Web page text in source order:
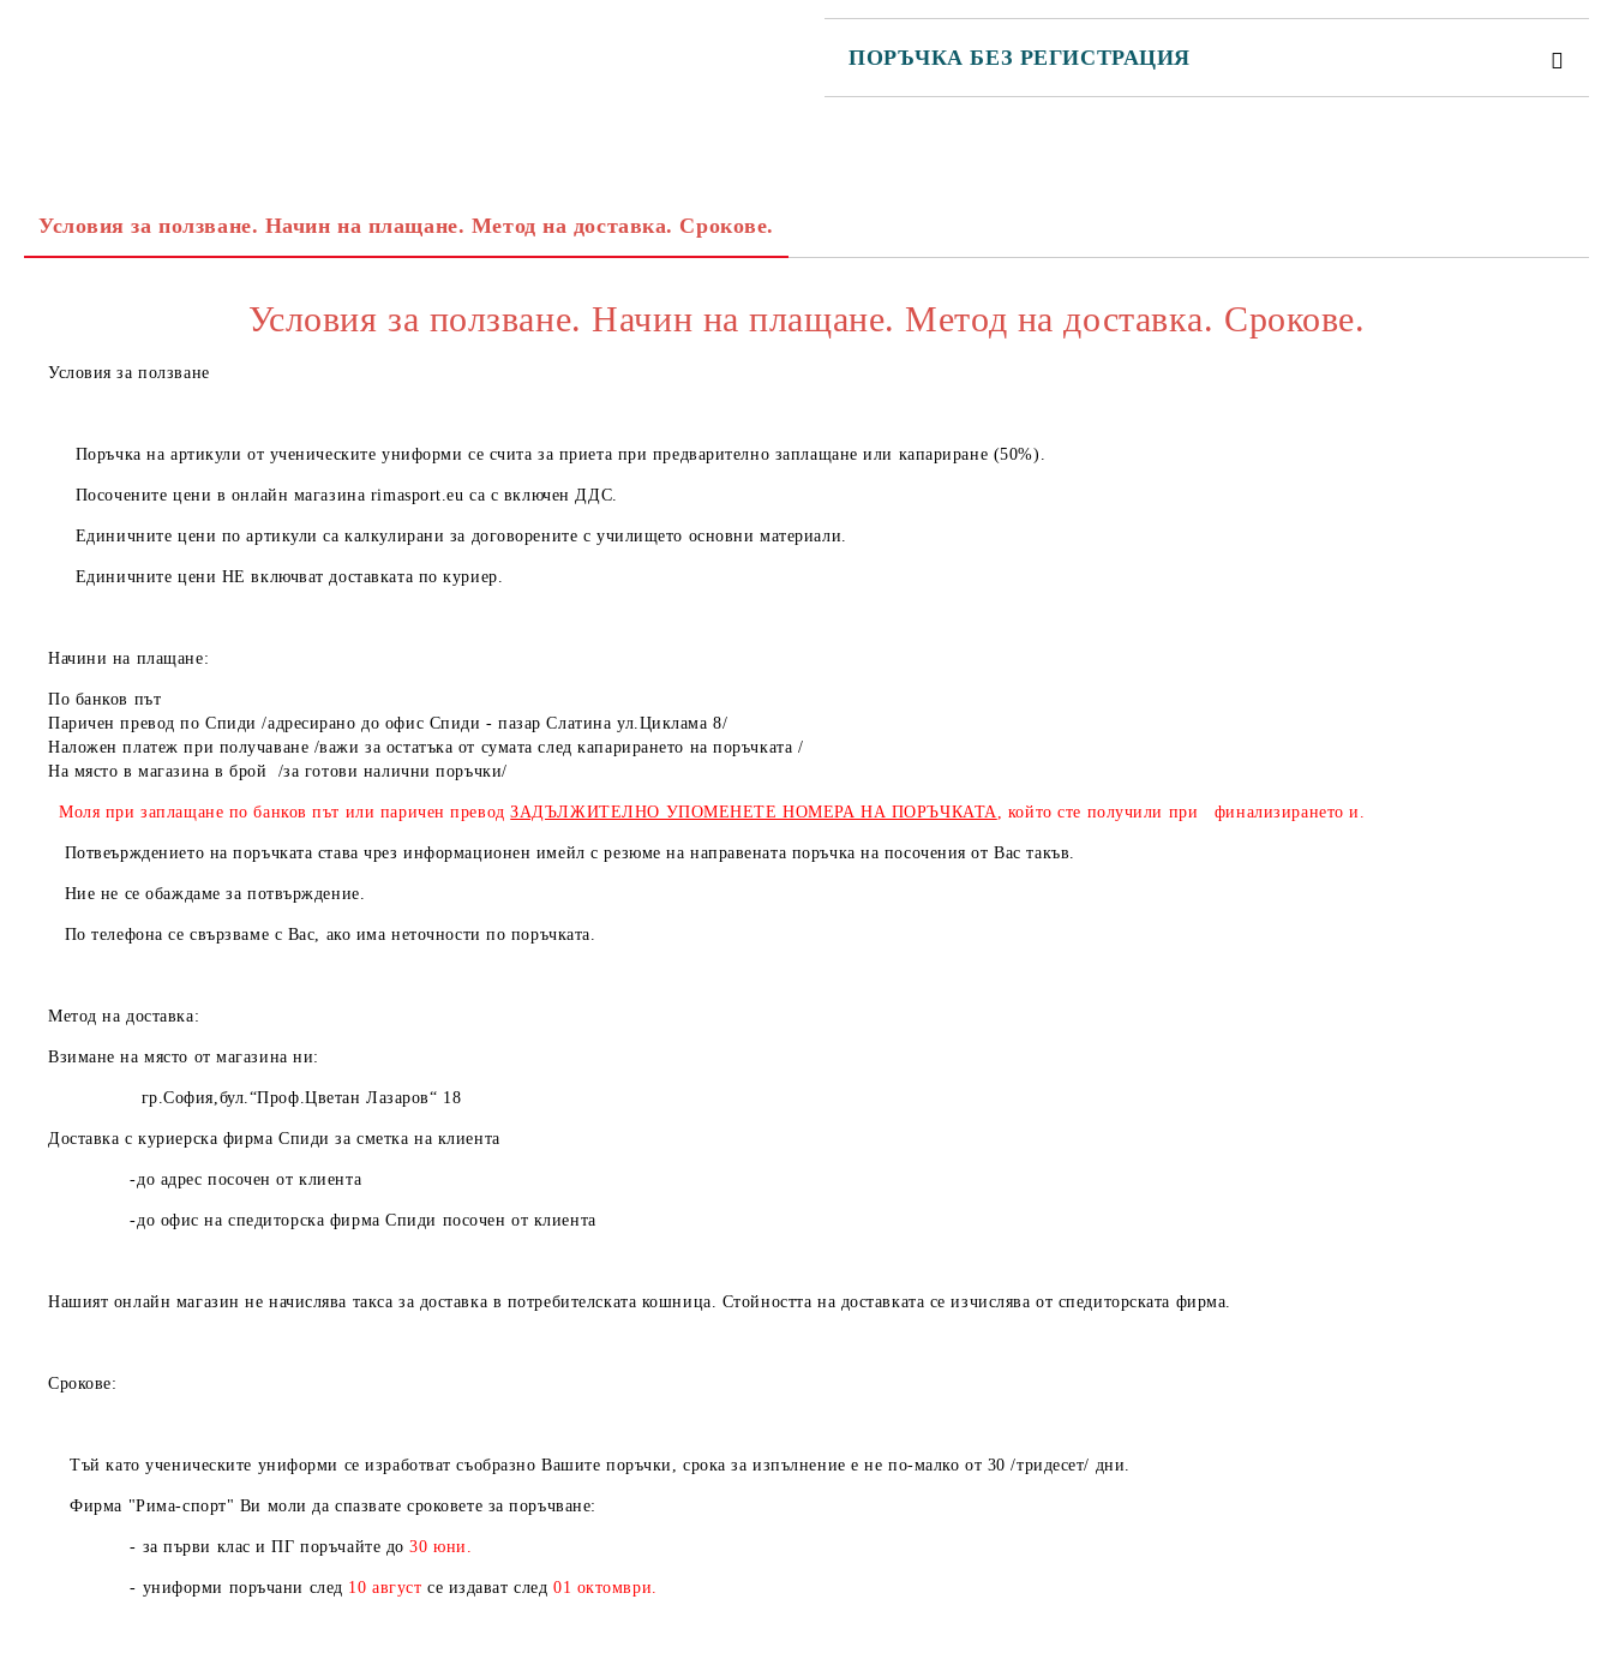
ПОРЪЧКА БЕЗ РЕГИСТРАЦИЯ
Условия за ползване. Начин на плащане. Метод на доставка. Срокове.
Условия за ползване. Начин на плащане. Метод на доставка. Срокове.
Условия за ползване
Поръчка на артикули от ученическите униформи се счита за приета при предварително заплащане или капариране (50%).
Посочените цени в онлайн магазина rimasport.eu са с включен ДДС.
Единичните цени по артикули са калкулирани за договорените с училището основни материали.
Единичните цени НЕвключват доставката по куриер.
Начини на плащане:
По банков път
Паричен превод по Спиди /адресирано до офис Спиди - пазар Слатина ул.Циклама 8/
Наложен платеж при получаване /важи за остатъка от сумата след капарирането на поръчката /
На място в магазина в брой /за готови налични поръчки/
Моля при заплащане по банков път или паричен преводЗАДЪЛЖИТЕЛНО УПОМЕНЕТЕ НОМЕРА НА ПОРЪЧКАТА, който сте получили при финализирането и.
Потвеърждението на поръчката става чрез информационен имейл с резюме на направената поръчка на посочения от Вас такъв.
Ние не се обаждаме за потвърждение.
По телефона се свързваме с Вас, ако има неточности по поръчката.
Метод на доставка:
Взимане на място от магазина ни:
гр.София,бул.“Проф.Цветан Лазаров“ 18
Доставка с куриерска фирма Спиди за сметка на клиента
-до адрес посочен от клиента
-до офис на спедиторска фирма Спиди посочен от клиента
Нашият онлайн магазин не начислява такса за доставка в потребителската кошница. Стойността на доставката се изчислява от спедиторската фирма.
Срокове:
Тъй като ученическите униформи се изработват съобразно Вашите поръчки, срока за изпълнение е не по-малко от 30 /тридесет/ дни.
Фирма "Рима-спорт" Ви моли да спазвате сроковете за поръчване:
- за първи клас и ПГ поръчайте до30 юни.
- униформи поръчани след 10 август се издават след 01 октомври.